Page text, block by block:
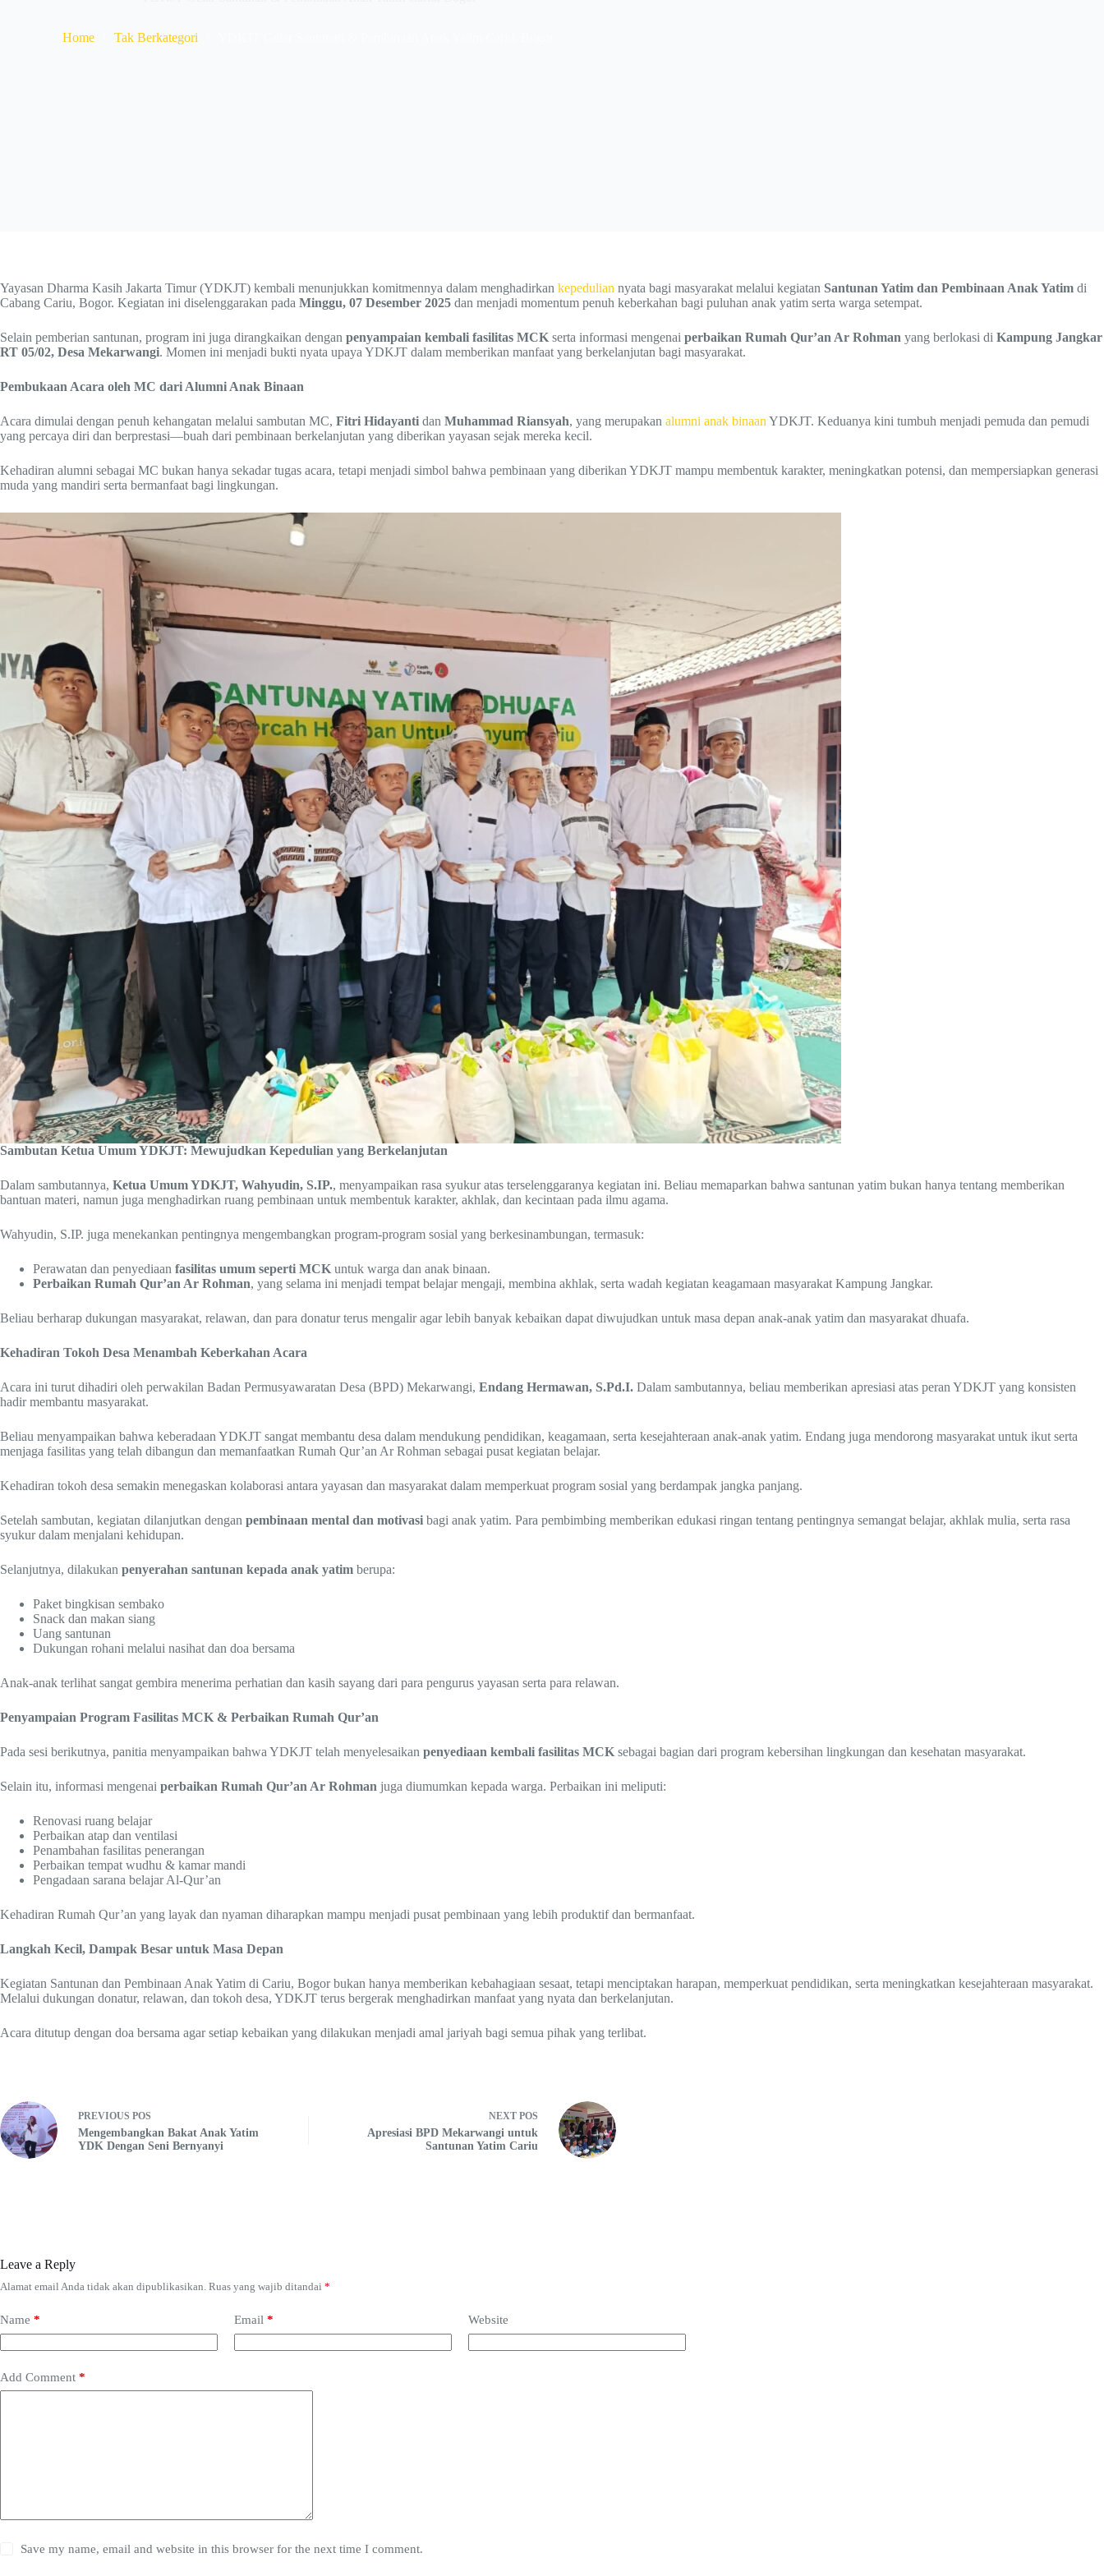
Home Tak Berkategori
Yayasan Dharma Kasih Jakarta Timur (YDKJT) kembali menunjukkan komitmennya dalam menghadirkan kepedulian nyata bagi masyarakat melalui kegiatan Santunan Yatim dan Pembinaan Anak Yatim di
Cabang Cariu, Bogor. Kegiatan ini diselenggarakan pada Minggu, 07 Desember 2025 dan menjadi momentum penuh keberkahan bagi puluhan anak yatim serta warga setempat.
Selain pemberian santunan, program ini juga dirangkaikan dengan penyampaian kembali fasilitas MCK serta informasi mengenai perbaikan Rumah Qur’an Ar Rohman yang berlokasi di Kampung Jangkar
RT 05/02, Desa Mekarwangi. Momen ini menjadi bukti nyata upaya YDKJT dalam memberikan manfaat yang berkelanjutan bagi masyarakat.
Pembukaan Acara oleh MC dari Alumni Anak Binaan
Acara dimulai dengan penuh kehangatan melalui sambutan MC, Fitri Hidayanti dan Muhammad Riansyah, yang merupakan alumni anak binaan YDKJT. Keduanya kini tumbuh menjadi pemuda dan pemudi
yang percaya diri dan berprestasi—buah dari pembinaan berkelanjutan yang diberikan yayasan sejak mereka kecil.
Kehadiran alumni sebagai MC bukan hanya sekadar tugas acara, tetapi menjadi simbol bahwa pembinaan yang diberikan YDKJT mampu membentuk karakter, meningkatkan potensi, dan mempersiapkan generasi
muda yang mandiri serta bermanfaat bagi lingkungan.
Sambutan Ketua Umum YDKJT: Mewujudkan Kepedulian yang Berkelanjutan
Dalam sambutannya, Ketua Umum YDKJT, Wahyudin, S.IP., menyampaikan rasa syukur atas terselenggaranya kegiatan ini. Beliau memaparkan bahwa santunan yatim bukan hanya tentang memberikan
bantuan materi, namun juga menghadirkan ruang pembinaan untuk membentuk karakter, akhlak, dan kecintaan pada ilmu agama.
Wahyudin, S.IP. juga menekankan pentingnya mengembangkan program-program sosial yang berkesinambungan, termasuk:
Perawatan dan penyediaan fasilitas umum seperti MCK untuk warga dan anak binaan.
Perbaikan Rumah Qur’an Ar Rohman, yang selama ini menjadi tempat belajar mengaji, membina akhlak, serta wadah kegiatan keagamaan masyarakat Kampung Jangkar.
Beliau berharap dukungan masyarakat, relawan, dan para donatur terus mengalir agar lebih banyak kebaikan dapat diwujudkan untuk masa depan anak-anak yatim dan masyarakat dhuafa.
Kehadiran Tokoh Desa Menambah Keberkahan Acara
Acara ini turut dihadiri oleh perwakilan Badan Permusyawaratan Desa (BPD) Mekarwangi, Endang Hermawan, S.Pd.I. Dalam sambutannya, beliau memberikan apresiasi atas peran YDKJT yang konsisten
hadir membantu masyarakat.
Beliau menyampaikan bahwa keberadaan YDKJT sangat membantu desa dalam mendukung pendidikan, keagamaan, serta kesejahteraan anak-anak yatim. Endang juga mendorong masyarakat untuk ikut serta
menjaga fasilitas yang telah dibangun dan memanfaatkan Rumah Qur’an Ar Rohman sebagai pusat kegiatan belajar.
Kehadiran tokoh desa semakin menegaskan kolaborasi antara yayasan dan masyarakat dalam memperkuat program sosial yang berdampak jangka panjang.
Setelah sambutan, kegiatan dilanjutkan dengan pembinaan mental dan motivasi bagi anak yatim. Para pembimbing memberikan edukasi ringan tentang pentingnya semangat belajar, akhlak mulia, serta rasa
syukur dalam menjalani kehidupan.
Selanjutnya, dilakukan penyerahan santunan kepada anak yatim berupa:
Paket bingkisan sembako
Snack dan makan siang
Uang santunan
Dukungan rohani melalui nasihat dan doa bersama
Anak-anak terlihat sangat gembira menerima perhatian dan kasih sayang dari para pengurus yayasan serta para relawan.
Penyampaian Program Fasilitas MCK & Perbaikan Rumah Qur’an
Pada sesi berikutnya, panitia menyampaikan bahwa YDKJT telah menyelesaikan penyediaan kembali fasilitas MCK sebagai bagian dari program kebersihan lingkungan dan kesehatan masyarakat.
Selain itu, informasi mengenai perbaikan Rumah Qur’an Ar Rohman juga diumumkan kepada warga. Perbaikan ini meliputi:
Renovasi ruang belajar
Perbaikan atap dan ventilasi
Penambahan fasilitas penerangan
Perbaikan tempat wudhu & kamar mandi
Pengadaan sarana belajar Al-Qur’an
Kehadiran Rumah Qur’an yang layak dan nyaman diharapkan mampu menjadi pusat pembinaan yang lebih produktif dan bermanfaat.
Langkah Kecil, Dampak Besar untuk Masa Depan
Kegiatan Santunan dan Pembinaan Anak Yatim di Cariu, Bogor bukan hanya memberikan kebahagiaan sesaat, tetapi menciptakan harapan, memperkuat pendidikan, serta meningkatkan kesejahteraan masyarakat.
Melalui dukungan donatur, relawan, dan tokoh desa, YDKJT terus bergerak menghadirkan manfaat yang nyata dan berkelanjutan.
Acara ditutup dengan doa bersama agar setiap kebaikan yang dilakukan menjadi amal jariyah bagi semua pihak yang terlibat.
PREVIOUS POS
Mengembangkan Bakat Anak Yatim
YDK Dengan Seni Bernyanyi
NEXT POS
Apresiasi BPD Mekarwangi untuk
Santunan Yatim Cariu
Leave a Reply
Alamat email Anda tidak akan dipublikasikan. Ruas yang wajib ditandai *
Name * Email * Website
Add Comment *
Save my name, email and website in this browser for the next time I comment.